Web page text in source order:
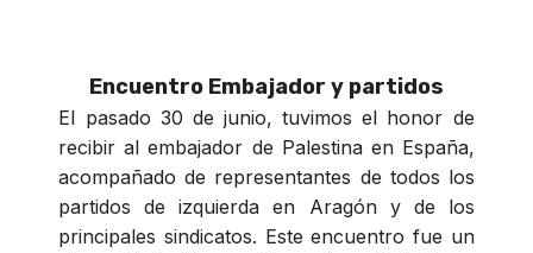
Encuentro Embajador y partidos
El pasado 30 de junio, tuvimos el honor de
recibir al embajador de Palestina en España,
acompañado de representantes de todos los
partidos de izquierda en Aragón y de los
principales sindicatos. Este encuentro fue un